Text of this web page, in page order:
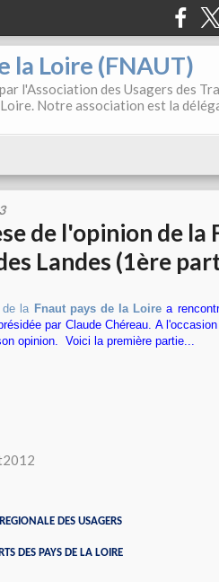
la Loire (FNAUT)
l'Association des Usagers des
Notre association est la
de l'opinion de la
Landes (1ère
de la Fnaut pays de la Loire a
par Claude Chéreau. A
opinion. Voici la première partie...
DES USAGERS
DES PAYS DE LA LOIRE